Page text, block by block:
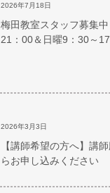
2026年7月18日
梅田教室スタッフ募集
21：00＆日曜9：30～
2026年3月3日
【講師希望の方へ】講
らお申し込みください